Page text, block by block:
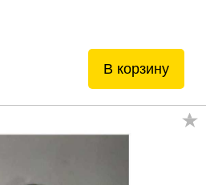
В корзину